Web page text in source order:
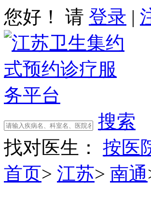
您好！ 请 登录 |
搜索
找对医生：
按医
首页> 江苏> 南通